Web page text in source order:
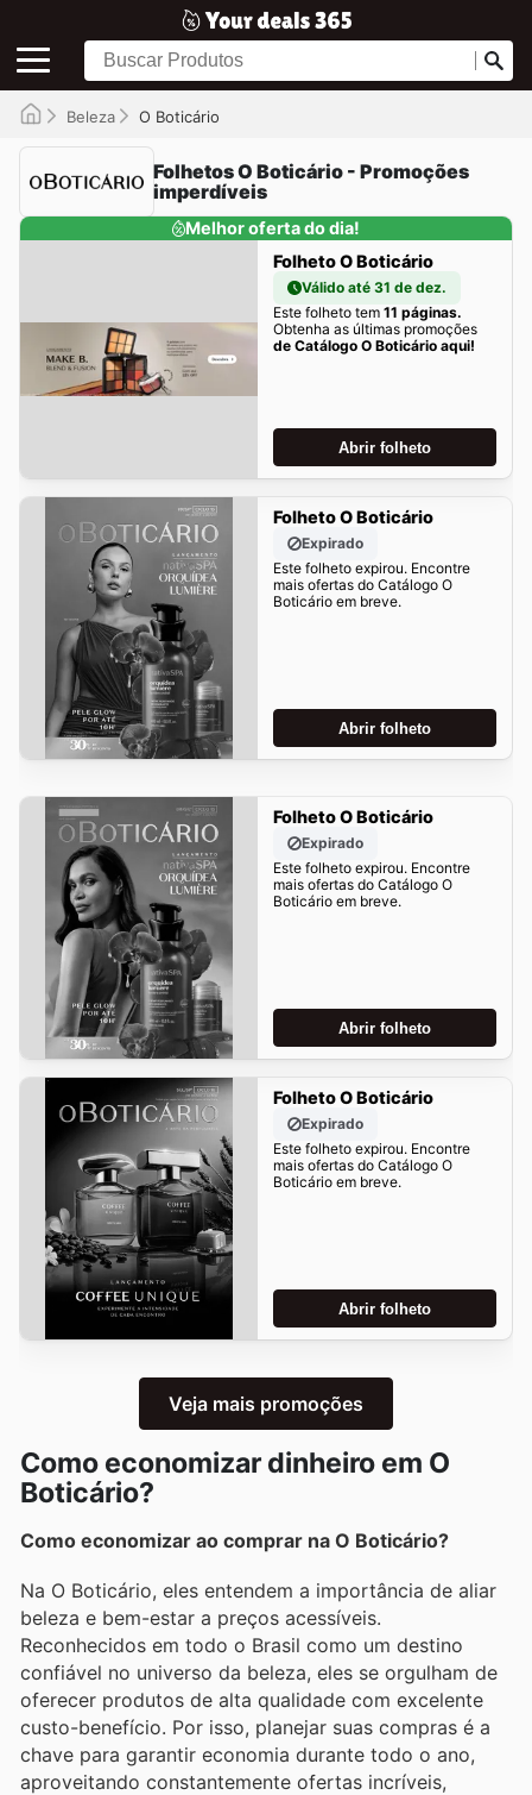
Beleza O Boticário
Folhetos O Boticário - Promoções
imperdíveis
Melhor oferta do dia!
Folheto O Boticário
Válido até 31 de dez.
Este folheto tem 11 páginas.
Obtenha as últimas promoções
de Catálogo O Boticário aqui!
Abrir folheto
Folheto O Boticário
Expirado
Este folheto expirou. Encontre
mais ofertas do Catálogo O
Boticário em breve.
Abrir folheto
Folheto O Boticário
Expirado
Este folheto expirou. Encontre
mais ofertas do Catálogo O
Boticário em breve.
Abrir folheto
Folheto O Boticário
Expirado
Este folheto expirou. Encontre
mais ofertas do Catálogo O
Boticário em breve.
Abrir folheto
Veja mais promoções
Como economizar dinheiro em O
Boticário?
Como economizar ao comprar na O Boticário?
Na O Boticário, eles entendem a importância de aliar
beleza e bem-estar a preços acessíveis.
Reconhecidos em todo o Brasil como um destino
confiável no universo da beleza, eles se orgulham de
oferecer produtos de alta qualidade com excelente
custo-benefício. Por isso, planejar suas compras é a
chave para garantir economia durante todo o ano,
aproveitando constantemente ofertas incríveis,